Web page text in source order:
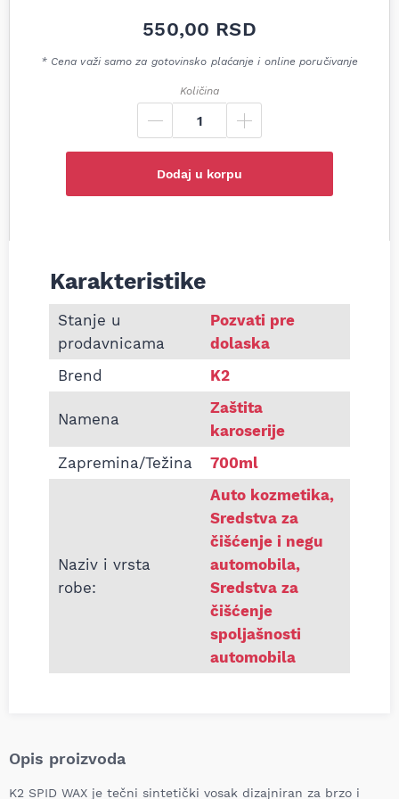
550,00 RSD
* Cena važi samo za gotovinsko plaćanje i online poručivanje
Količina
Dodaj u korpu
Informacije o Tečnost za poliranje K2 SPID WAX
Karakteristike
Stanje u
prodavnicama
Pozvati pre
dolaska
Brend
K2
Namena
Zaštita
karoserije
Zapremina/Težina
700ml
Naziv i vrsta
robe:
Auto kozmetika,
Sredstva za
čišćenje i negu
automobila,
Sredstva za
čišćenje
spoljašnosti
automobila
Opis proizvoda
K2 SPID WAX je tečni sintetički vosak dizajniran za brzo i